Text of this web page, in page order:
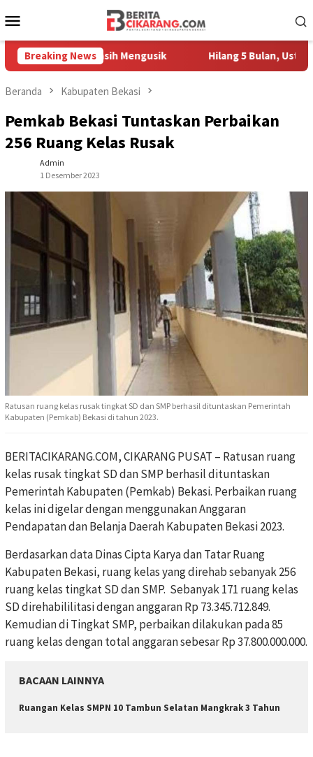
ke
Mobile
Breaking News
Masih Mengusik Hilang 5 Bulan, Ustadz Ujang
Beranda Kabupaten Bekasi
Pemkab Bekasi Tuntaskan Perbaikan
256 Ruang Kelas Rusak
Admin
1 Desember 2023
Ratusan ruang kelas rusak tingkat SD dan SMP berhasil dituntaskan Pemerintah
Kabupaten (Pemkab) Bekasi di tahun 2023.
BERITACIKARANG.COM, CIKARANG PUSAT – Ratusan ruang
kelas rusak tingkat SD dan SMP berhasil dituntaskan
Pemerintah Kabupaten (Pemkab) Bekasi. Perbaikan ruang
kelas ini digelar dengan menggunakan Anggaran
Pendapatan dan Belanja Daerah Kabupaten Bekasi 2023.
Berdasarkan data Dinas Cipta Karya dan Tatar Ruang
Kabupaten Bekasi, ruang kelas yang direhab sebanyak 256
ruang kelas tingkat SD dan SMP. Sebanyak 171 ruang kelas
SD direhabililitasi dengan anggaran Rp 73.345.712.849.
Kemudian di Tingkat SMP, perbaikan dilakukan pada 85
ruang kelas dengan total anggaran sebesar Rp 37.800.000.000.
BACAAN LAINNYA
Ruangan Kelas SMPN 10 Tambun Selatan Mangkrak 3 Tahun